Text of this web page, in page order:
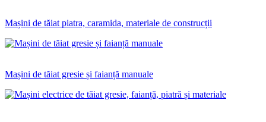
Mașini de tăiat piatra, caramida, materiale de construcții
Mașini de tăiat gresie și faianță manuale